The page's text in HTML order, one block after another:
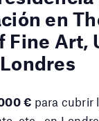
en
Fine Art,
€ para cubrir